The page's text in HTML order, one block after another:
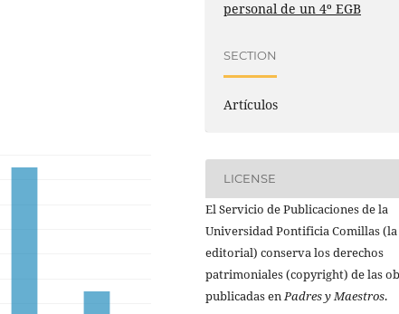
personal de un 4º EGB
SECTION
Artículos
LICENSE
El Servicio de Publicaciones de la
Universidad Pontificia Comillas (la
editorial) conserva los derechos
patrimoniales (copyright) de las
publicadas enPadres y Maestros.